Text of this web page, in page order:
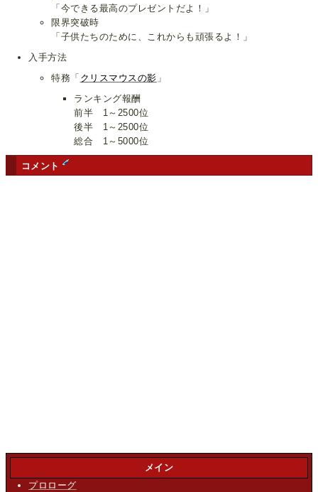
「今できる最高のプレゼントだよ！」
限界突破時
「子供たちのために、これからも頑張るよ！」
入手方法
特務「 クリスマウスの影 」
ランキング報酬
前半 1～2500位
後半 1～2500位
総合 1～5000位
コメント
メイン
プロローグ